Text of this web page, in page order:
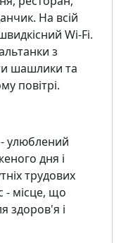
На всій
Wi-Fi.
з
шашлики та
повітрі.
- улюблений
дня і
трудових
- місце, що
здоров'я і